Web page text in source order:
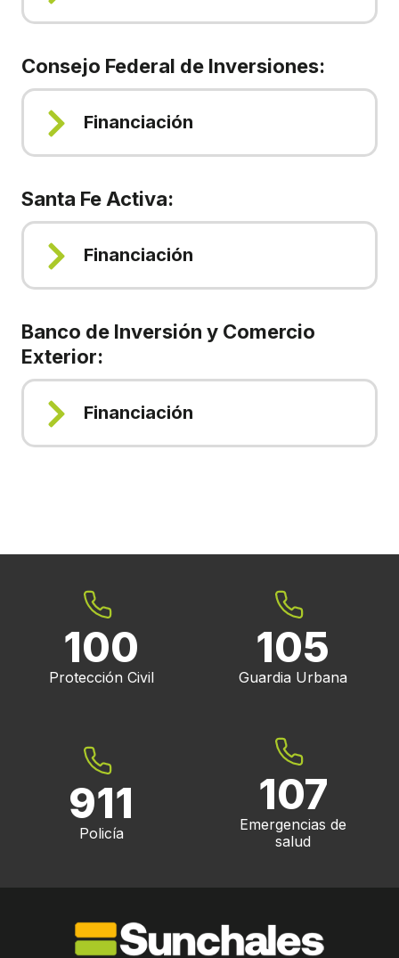
Consejo Federal de Inversiones:
Financiación
Santa Fe Activa:
Financiación
Banco de Inversión y Comercio
Exterior:
Financiación
100
Protección Civil
105
Guardia Urbana
911
Policía
107
Emergencias de
salud